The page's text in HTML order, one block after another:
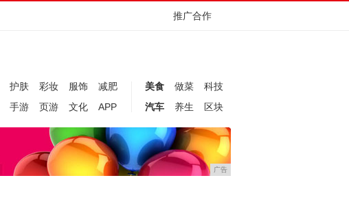
推广合作
护肤 彩妆 服饰
减肥
手游 页游 文化 APP
美食 做菜
科技
汽车
养生 区块
广告